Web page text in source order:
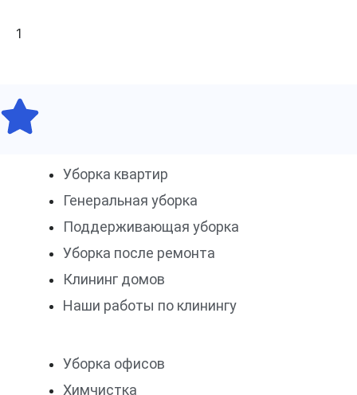
Уборка квартир
Генеральная уборка
Поддерживающая уборка
Уборка после ремонта
Клининг домов
Наши работы по клинингу
Уборка офисов
Химчистка